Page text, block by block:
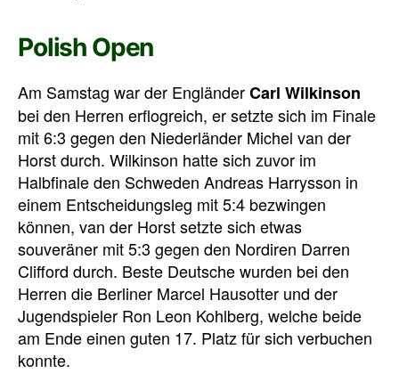
Polish Open
Am Samstag war der EngländerCarl Wilkinson
bei den Herren erflogreich, er setzte sich im Finale
mit 6:3 gegen den Niederländer Michel van der
Horst durch. Wilkinson hatte sich zuvor im
Halbfinale den Schweden Andreas Harrysson in
einem Entscheidungsleg mit 5:4 bezwingen
können, van der Horst setzte sich etwas
souveräner mit 5:3 gegen den Nordiren Darren
Clifford durch. Beste Deutsche wurden bei den
Herren die Berliner Marcel Hausotter und der
Jugendspieler Ron Leon Kohlberg, welche beide
am Ende einen guten 17. Platz für sich verbuchen
konnte.